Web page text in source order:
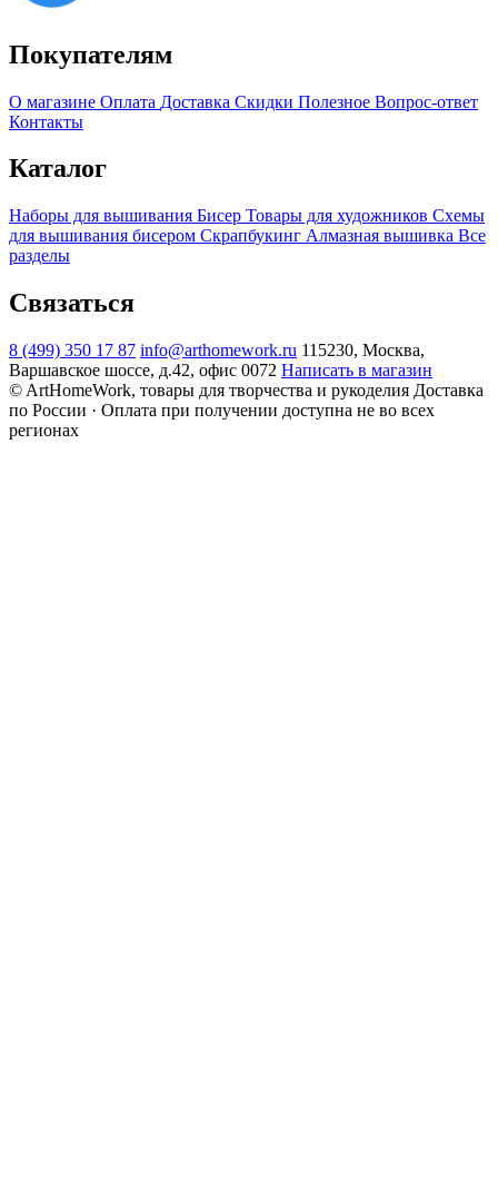
Покупателям
О магазине Оплата Доставка Скидки Полезное Вопрос-ответ
Контакты
Каталог
Наборы для вышивания Бисер Товары для художников Схемы
для вышивания бисером Скрапбукинг Алмазная вышивка Все
разделы
Связаться
8 (499) 350 17 87 info@arthomework.ru 115230, Москва,
Варшавское шоссе, д.42, офис 0072 Написать в магазин
© ArtHomeWork, товары для творчества и рукоделия Доставка
по России · Оплата при получении доступна не во всех
регионах